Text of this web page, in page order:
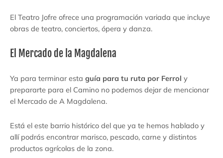
El Teatro Jofre ofrece una programación variada que incluye
obras de teatro, conciertos, ópera y danza.
El Mercado de la Magdalena
Ya para terminar esta guía para tu ruta por Ferrol y
prepararte para el Camino no podemos dejar de mencionar
el Mercado de A Magdalena.
Está el este barrio histórico del que ya te hemos hablado y
allí podrás encontrar marisco, pescado, carne y distintos
productos agrícolas de la zona.